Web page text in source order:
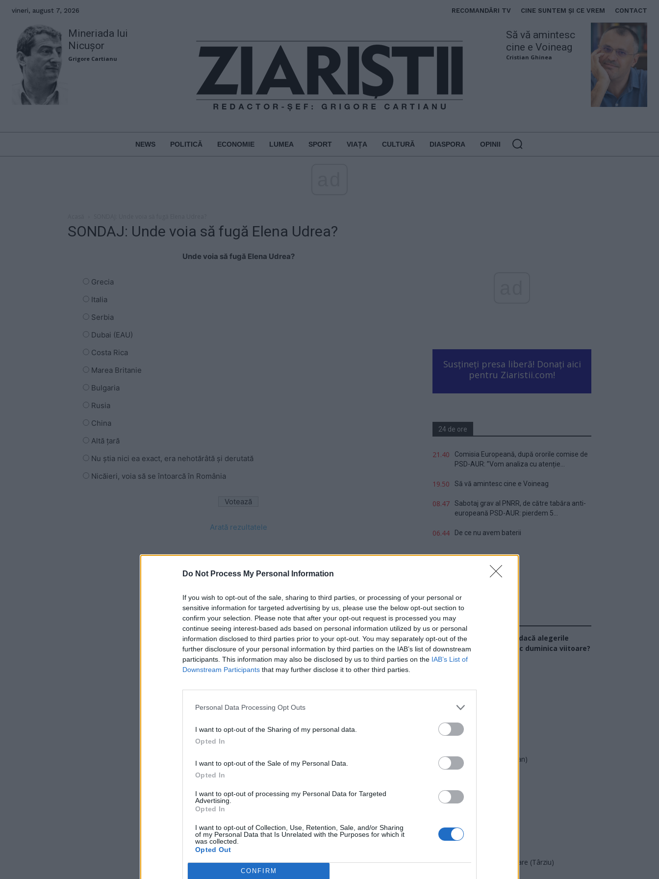
Do Not Process My Personal Information
If you wish to opt-out of the sale, sharing to third parties, or processing of your personal or
sensitive information for targeted advertising by us, please use the below opt-out section to
confirm your selection. Please note that after your opt-out request is processed you may
continue seeing interest-based ads based on personal information utilized by us or personal
information disclosed to third parties prior to your opt-out. You may separately opt-out of the
further disclosure of your personal information by third parties on the IAB’s list of downstream
participants. This information may also be disclosed by us to third parties on the IAB’s List of
Downstream Participants that may further disclose it to other third parties.
Personal Data Processing Opt Outs
I want to opt-out of the Sharing of my personal data.
Opted In
I want to opt-out of the Sale of my Personal Data.
Opted In
I want to opt-out of processing my Personal Data for Targeted
Advertising.
Opted In
I want to opt-out of Collection, Use, Retention, Sale, and/or Sharing
of my Personal Data that Is Unrelated with the Purposes for which it
was collected.
Opted Out
CONFIRM
vineri, august 7, 2026 RECOMANDĂRI TV CINE SUNTEM ȘI CE VREM CONTACT
Mineriada lui
Nicușor
Grigore Cartianu
Să vă amintesc
cine e Voineag
Cristian Ghinea
NEWS POLITICĂ ECONOMIE LUMEA SPORT VIAȚA CULTURĂ DIASPORA OPINII
SONDAJ: Unde voia să fugă Elena Udrea?
Unde voia să fugă Elena Udrea?
Grecia
Italia
Serbia
Dubai (EAU)
Costa Rica
Marea Britanie
Bulgaria
Rusia
China
Altă țară
Nu știa nici ea exact, era nehotărâtă și derutată
Nicăieri, voia să se întoarcă în România
Arată rezultatele
Susțineți presa liberă! Donați aici
pentru Ziaristii.com!
24 de ore
21.40
Comisia Europeană, după ororile comise de
PSD-AUR: ”Vom analiza cu atenție...
19.50 Să vă amintesc cine e Voineag
08.47
Sabotaj grav al PNRR, de către tabăra anti-
europeană PSD-AUR: pierdem 5...
06.44 De ce nu avem baterii
Sondaj
Ce partid ați vota dacă alegerile
parlamentare ar avea loc duminica viitoare?
UDMR
Forța Dreptei (L. Orban)
REPER
SENS
POT (Gavrilă)
Acțiunea Conservatoare (Târziu)